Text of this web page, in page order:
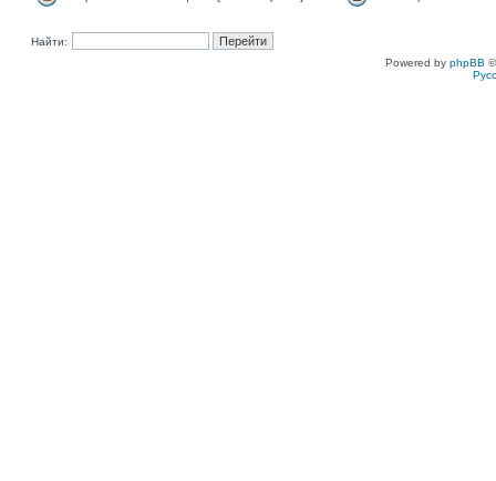
Найти:
Powered by phpBB